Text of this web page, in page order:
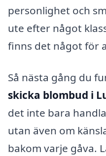
personlighet och
ute efter något
finns det något för
Så nästa gång du
skicka blombud i
det inte bara
utan även om
bakom varje gåva.